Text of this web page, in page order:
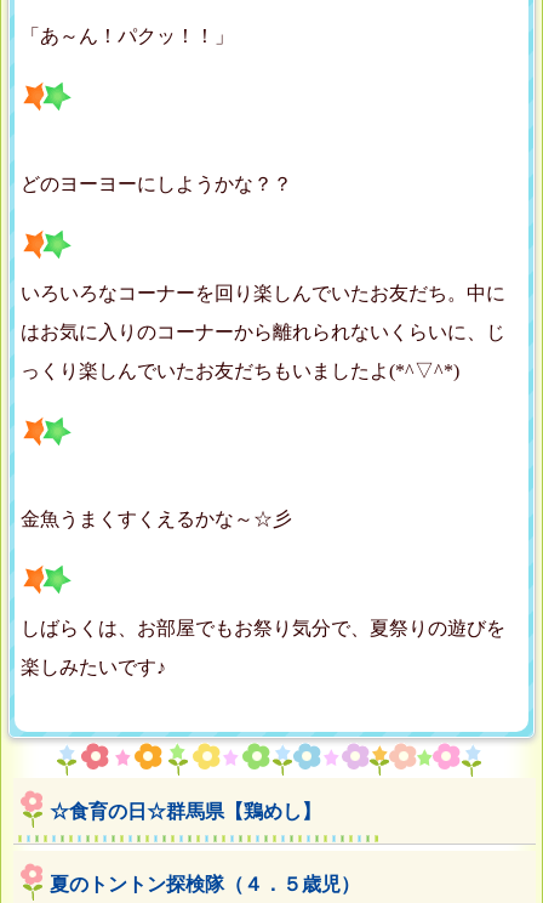
「あ～ん！パクッ！！」
どのヨーヨーにしようかな？？
いろいろなコーナーを回り楽しんでいたお友だち。中に
はお気に入りのコーナーから離れられないくらいに、じ
っくり楽しんでいたお友だちもいましたよ(*^▽^*)
金魚うまくすくえるかな～☆彡
しばらくは、お部屋でもお祭り気分で、夏祭りの遊びを
楽しみたいです♪
☆食育の日☆群馬県【鶏めし】
夏のトントン探検隊（４．５歳児）